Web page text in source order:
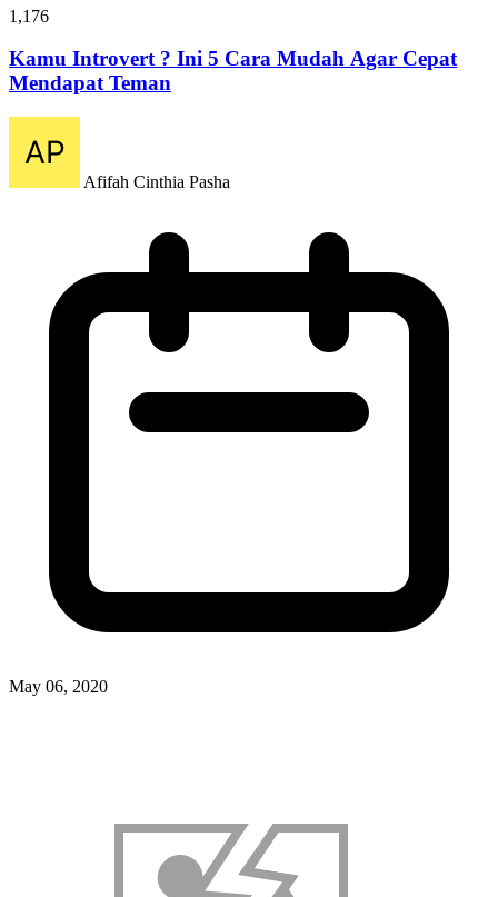
1,176
Kamu Introvert ? Ini 5 Cara Mudah Agar Cepat
Mendapat Teman
Afifah Cinthia Pasha
May 06, 2020